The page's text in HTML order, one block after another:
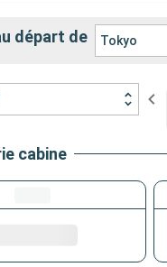
départ de Tokyo
cabine